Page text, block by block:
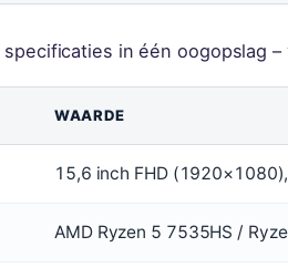
in één oogopslag
WAARDE
15,6 inch FHD
AMD Ryzen 5 7535HS /